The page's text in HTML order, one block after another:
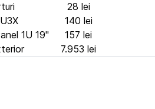
28 lei
140 lei
1U 19"
157 lei
7.953 lei